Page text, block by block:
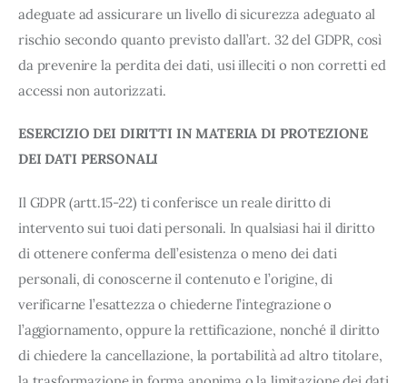
destra in questo banner l’Utente rifiuta tutti i cookie con la
sola eccezione dei cookie tecnici. La chiusura del
presente banner comporta il permanere delle
impostazioni di default e dunque la continuazione della
navigazione in assenza di cookie o altri sistemi di
per una corretta visualizzazione della pagina.
adeguate ad assicurare un livello di sicurezza adeguato al
rischio secondo quanto previsto dall’art. 32 del GDPR, così
da prevenire la perdita dei dati, usi illeciti o non corretti ed
accessi non autorizzati.
ESERCIZIO DEI DIRITTI IN MATERIA DI PROTEZIONE
DEI DATI PERSONALI
Il GDPR (artt.15-22) ti conferisce un reale diritto di
intervento sui tuoi dati personali. In qualsiasi hai il diritto
di ottenere conferma dell’esistenza o meno dei dati
personali, di conoscerne il contenuto e l’origine, di
verificarne l’esattezza o chiederne l’integrazione o
l’aggiornamento, oppure la rettificazione, nonché il diritto
di chiedere la cancellazione, la portabilità ad altro titolare,